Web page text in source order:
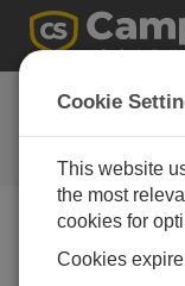
お問い合
通常1営業日以
す。
家がご連絡いた
Cookie
This website
the most
cookies for
Cookies